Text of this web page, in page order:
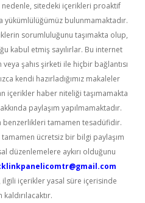
sitedeki içerikleri proaktif
yükümlülüğümüz bulunmamaktadır.
sorumluluğunu taşımakta olup,
kabul etmiş sayılırlar. Bu internet
şahıs şirketi ile hiçbir bağlantısı
kendi hazırladığımız makaleler
içerikler haber niteliği taşımamakta
paylaşım yapılmamaktadır.
benzerlikleri tamamen tesadüfidir.
tamamen ücretsiz bir bilgi paylaşım
düzenlemelere aykırı olduğunu
içerikler yasal süre içerisinde